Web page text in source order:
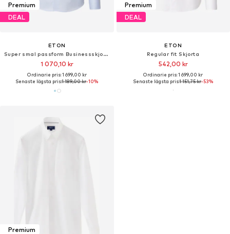
Premium
DEAL
ETON
Super smal passform Businessskjorta
1 070,10 kr
Ordinarie pris: 1 699,00 kr
Senaste lägsta pris:1 189,00 kr-10%
Premium
DEAL
ETON
Regular fit Skjorta
542,00 kr
Ordinarie pris: 1 699,00 kr
Senaste lägsta pris:1 151,75 kr-53%
Premium